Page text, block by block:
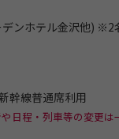
ンホテル金沢他) ※2
幹線普通席利用
日程・列車等の変更は